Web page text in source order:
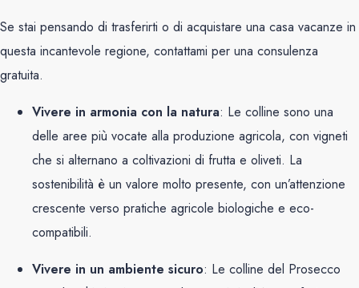
Se stai pensando di trasferirti o di acquistare una casa vacanze in
questa incantevole regione, contattami per una consulenza
gratuita.
Vivere in armonia con la natura: Le colline sono una
delle aree più vocate alla produzione agricola, con vigneti
che si alternano a coltivazioni di frutta e oliveti. La
sostenibilità è un valore molto presente, con un’attenzione
crescente verso pratiche agricole biologiche e eco-
compatibili.
Vivere in un ambiente sicuro: Le colline del Prosecco